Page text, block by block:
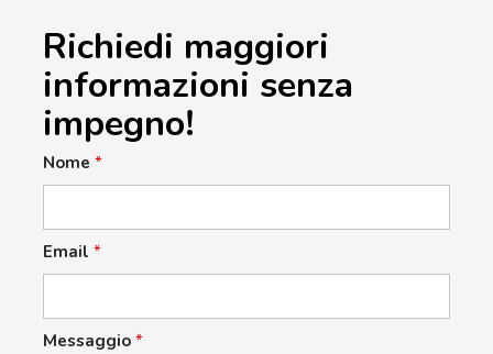
Richiedi maggiori
informazioni senza
impegno!
Nome *
Email *
Messaggio *